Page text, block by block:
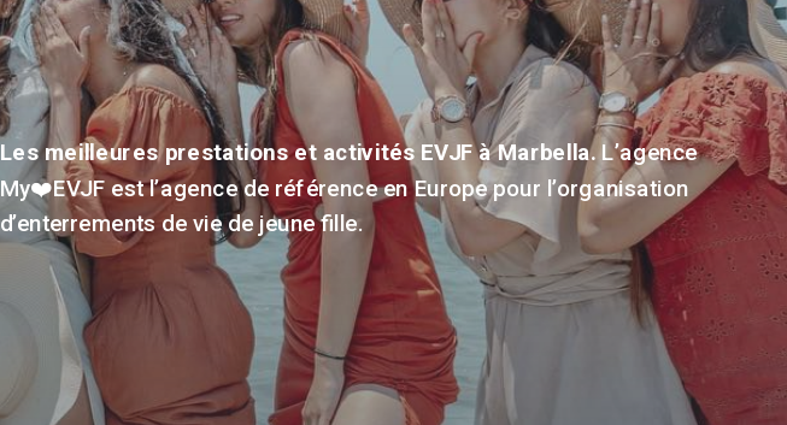
Les meilleures prestations et activités EVJF à Marbella. L’agence
My❤️EVJF est l’agence de référence en Europe pour l’organisation
d’enterrements de vie de jeune fille.